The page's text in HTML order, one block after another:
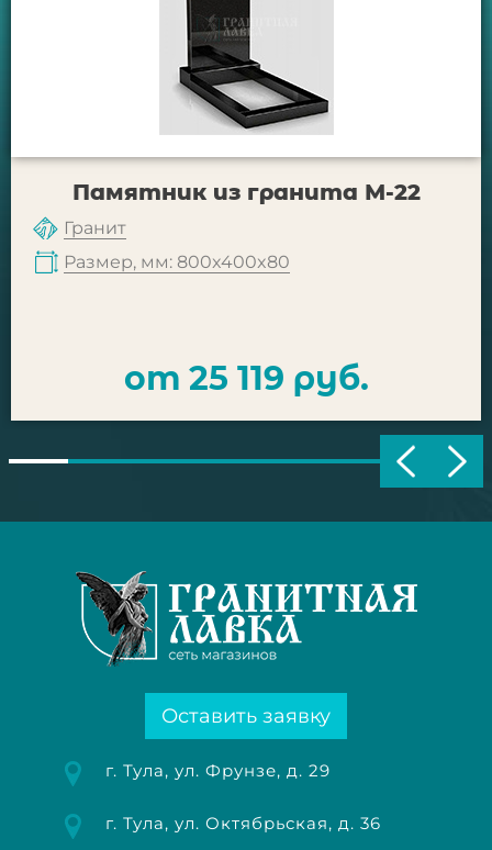
Памятник из гранита М-22
Гранит
Размер, мм: 800x400x80
от 25 119 руб.
Оставить заявку
г. Тула, ул. Фрунзе, д. 29
г. Тула, ул. Октябрьская, д. 36